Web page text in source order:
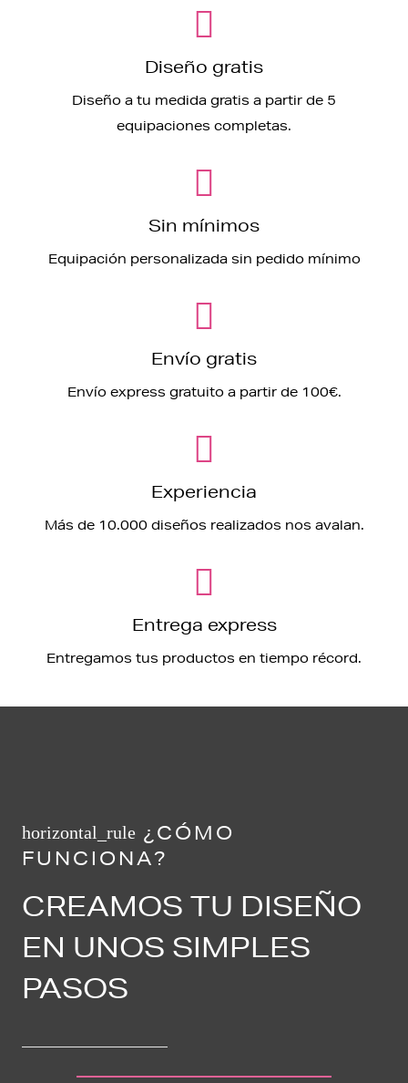
Diseño gratis
Diseño a tu medida gratis a partir de 5
equipaciones completas.
Sin mínimos
Equipación personalizada sin pedido mínimo
Envío gratis
Envío express gratuito a partir de 100€.
Experiencia
Más de 10.000 diseños realizados nos avalan.
Entrega express
Entregamos tus productos en tiempo récord.
horizontal_rule ¿CÓMO
FUNCIONA?
CREAMOS TU DISEÑO
EN UNOS SIMPLES
PASOS